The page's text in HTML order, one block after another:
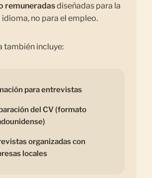
remuneradasdiseñadas para la
no para el empleo.
también incluye:
para entrevistas
del CV (formato
organizadas con
locales